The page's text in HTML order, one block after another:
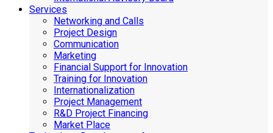
Services
Networking and Calls
Project Design
Communication
Marketing
Financial Support for Innovation
Training for Innovation
Internationalization
Project Management
R&D Project Financing
Market Place